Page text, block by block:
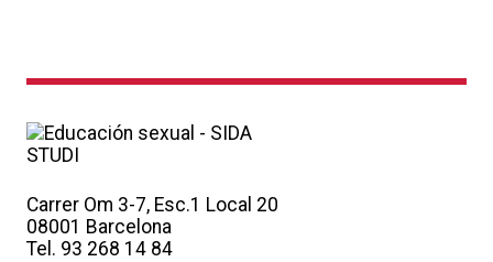
Carrer Om 3-7, Esc.1 Local 20
08001 Barcelona
Tel. 93 268 14 84